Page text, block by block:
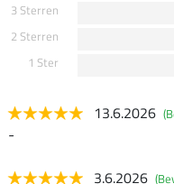
3 Sterren
2 Sterren
1 Ster
13.6.2026
-
3.6.2026